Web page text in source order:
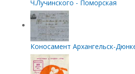
Ч.Лучинского - Поморская
Коносамент Архангельск-